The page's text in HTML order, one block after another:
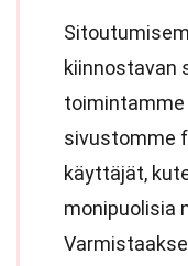
kiinnostavan
toimintamme
sivustomme
käyttäjät,
monipuolisia